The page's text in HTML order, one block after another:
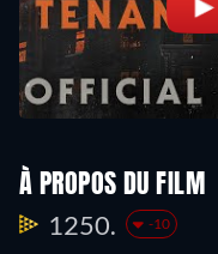
À PROPOS DU FILM
1250. -10